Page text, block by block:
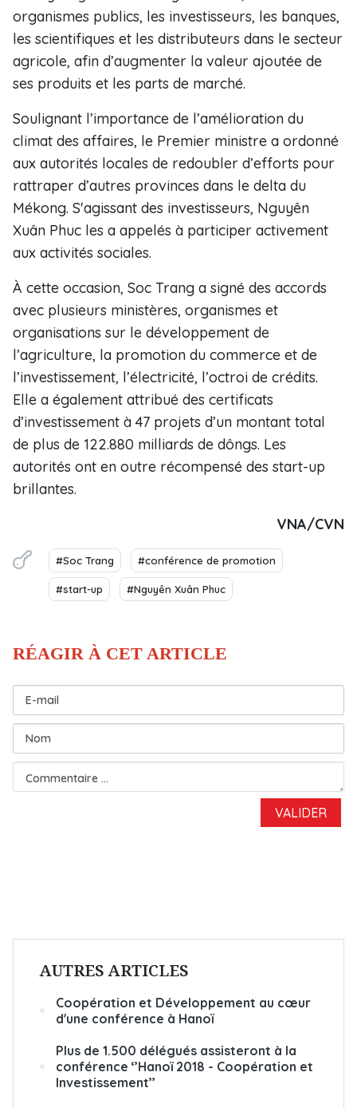
organismes publics, les investisseurs, les banques,
les scientifiques et les distributeurs dans le secteur
agricole, afin d’augmenter la valeur ajoutée de
ses produits et les parts de marché.
Soulignant l’importance de l’amélioration du
climat des affaires, le Premier ministre a ordonné
aux autorités locales de redoubler d’efforts pour
rattraper d’autres provinces dans le delta du
Mékong. S'agissant des investisseurs, Nguyên
Xuân Phuc les a appelés à participer activement
aux activités sociales.
À cette occasion, Soc Trang a signé des accords
avec plusieurs ministères, organismes et
organisations sur le développement de
l’agriculture, la promotion du commerce et de
l’investissement, l’électricité, l’octroi de crédits.
Elle a également attribué des certificats
d’investissement à 47 projets d’un montant total
de plus de 122.880 milliards de dôngs. Les
autorités ont en outre récompensé des start-up
brillantes.
VNA/CVN
#Soc Trang #conférence de promotion
#start-up #Nguyên Xuân Phuc
AUTRES ARTICLES
Coopération et Développement au cœur
d'une conférence à Hanoï
Plus de 1.500 délégués assisteront à la
conférence ‘’Hanoï 2018 - Coopération et
Investissement’’